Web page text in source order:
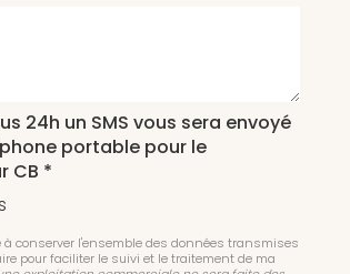
24h un SMS vous sera envoyé
portable pour le
CB *
à conserver l'ensemble des données transmises
pour faciliter le suivi et le traitement de ma